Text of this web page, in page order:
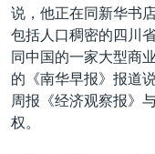
说，他正在同新华书
包括人口稠密的四川
同中国的一家大型商
的《南华早报》报道
周报《经济观察报》
权。